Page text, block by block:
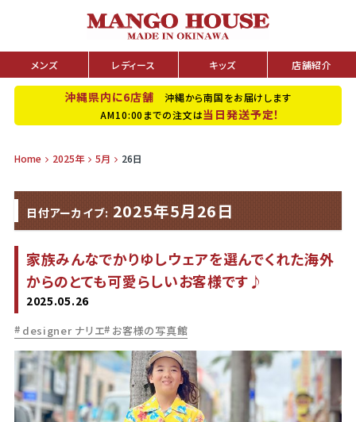
メンズ レディース キッズ 店舗紹介
沖縄県内に6店舗 沖縄から南国をお届けします
AM10:00までの注文は当日発送予定！
Home 2025年 5月 26日
日付アーカイブ: 2025年5月26日
家族みんなでかりゆしウェアを選んでくれた海外
からのとても可愛らしいお客様です♪
2025.05.26
designer ナリエ お客様の写真館